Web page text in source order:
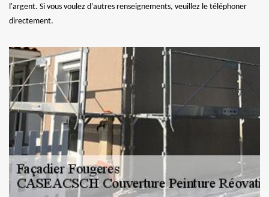
l'argent. Si vous voulez d'autres renseignements, veuillez le téléphoner
directement.